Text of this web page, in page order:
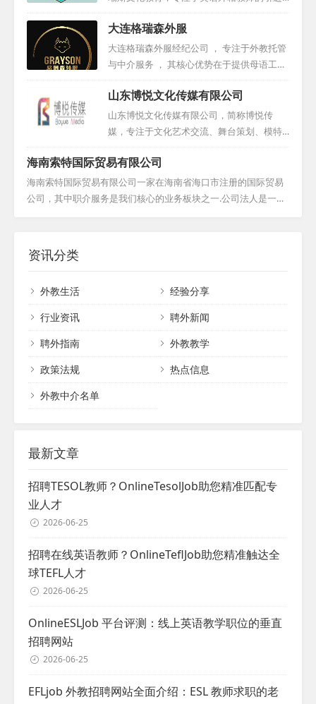
在可口可乐中国总部负责策略采购，早期在德国工业公司工作，
并在上海财经大学教授英语。Julie毕业于美国雷鸟全球管理学
院，并持有华东师...
与人才输送。我们秉持高标准、高要求的原
则，精心选拔专业外教，致力于为中小学、
幼儿园、早教机构及培训中心等提供优质服
务。多年来，我们成功为国内众多学校及机
构输送了大批优秀外籍教师，积累了丰富的
选聘经验。在外教培养与管理方面，我们采
用卓有成效的方法，并推动国内外基础教育
实验项目在各校的实施，赢得了学校的广泛
化的交流，助力其健康发展。如今，我们已
在广州、佛山、深圳、长沙、西安、成都等
全国多地提供外教服务，期待...
大连格瑞森外服
大连格瑞森外服经纪公司 ， 专注于外教托管
与中介服务 ， 其核心优势在于提供母语工签
外教 ， 外教资源丰富且稳定可靠 。 公司凭
借完善的服务体系 ， 确保客户在使用过程中
能够安心无忧 。 目前 ， 大连格瑞森已在全
国范围内与百家以上的合作机构建立了稳固
的合作关系 ， 赢得了广泛赞誉 。 我们诚挚
欢迎各界合作伙伴的加入 ， 共同开创美好未
来 。...
山东博悦文化传媒有限公司
山东博悦文化传媒有限公司，简称博悦传
媒，专注于文化艺术交流、舞台策划、模特
经纪、高端摄影摄像、广告设计与教育咨询
等多元化业务。公司自成立以来，积极吸纳
业内精英，以专业、认真、踏实的态度不断
推动国际化发展。博悦传媒不仅与国内同行
海南索特国际贸易有限公司
海南索特国际贸易有限公司一家在海南省海口市注册的国际贸易
公司，其中职介服务是我们核心的业务板块之一.公司法人是一位
特且个性化的，因此，我们致力于整合各方资源，按照您的具体
要求，为您精心挑选并推荐最合适的人才。请相信我们的专业与
合作，共同开创美好的未来！...
资讯分类
外教生活
经验分享
行业资讯
聘外新闻
聘外指南
外教教学
政策法规
热点信息
外教中介名单
最新文章
招聘TESOL教师？OnlineTesolJob助您精准匹配专
业人才
2026-06-25
招聘在线英语教师？OnlineTeflJob助您精准触达全
球TEFL人才
2026-06-25
OnlineESLJob 平台评测：线上英语教学职位的垂直
招聘网站
2026-06-25
EFLjob 外教招聘网站全面介绍：ESL 教师求职的老